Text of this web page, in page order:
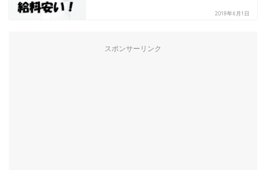
2018年6月1日
スポンサーリンク